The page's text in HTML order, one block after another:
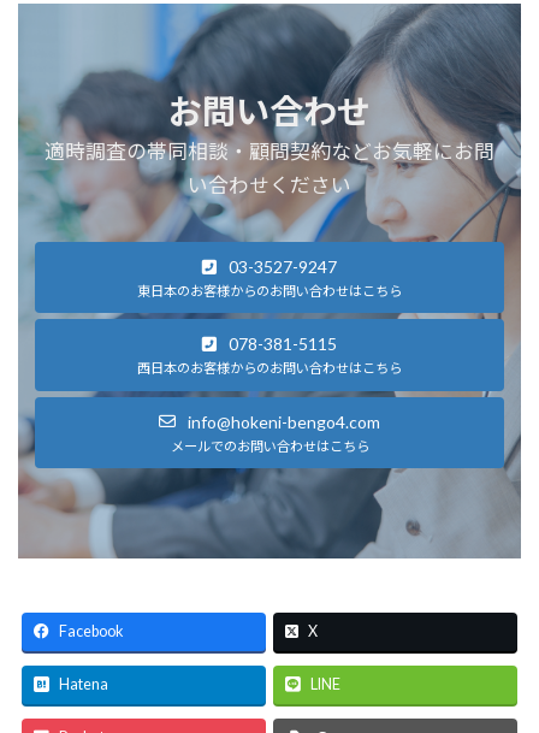
お問い合わせ
適時調査の帯同相談・顧問契約などお気軽にお問
い合わせください
03-3527-9247
東日本のお客様からのお問い合わせはこちら
078-381-5115
西日本のお客様からのお問い合わせはこちら
info@hokeni-bengo4.com
メールでのお問い合わせはこちら
Facebook X
Hatena LINE